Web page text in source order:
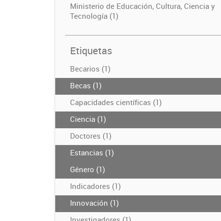
Ministerio de Educación, Cultura, Ciencia y
Tecnología (1)
Etiquetas
Becarios (1)
Becas (1)
Capacidades científicas (1)
Ciencia (1)
Doctores (1)
Estancias (1)
Género (1)
Indicadores (1)
Innovación (1)